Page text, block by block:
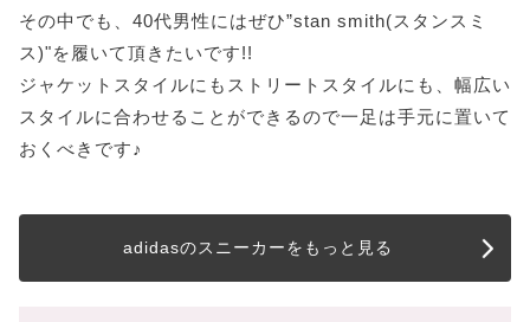
その中でも、40代男性にはぜひ”stan smith(スタンスミ
ス)"を履いて頂きたいです!!
ジャケットスタイルにもストリートスタイルにも、幅広い
スタイルに合わせることができるので一足は手元に置いて
おくべきです♪
adidasのスニーカーをもっと見る